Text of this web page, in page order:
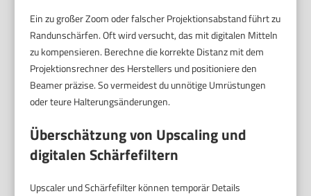
Ein zu großer Zoom oder falscher Projektionsabstand führt zu
Randunschärfen. Oft wird versucht, das mit digitalen Mitteln
zu kompensieren. Berechne die korrekte Distanz mit dem
Projektionsrechner des Herstellers und positioniere den
Beamer präzise. So vermeidest du unnötige Umrüstungen
oder teure Halterungsänderungen.
Überschätzung von Upscaling und
digitalen Schärfefiltern
Upscaler und Schärfefilter können temporär Details